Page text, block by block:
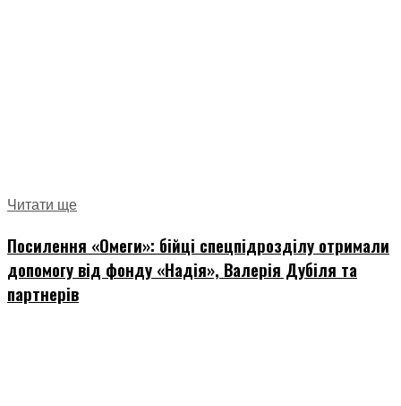
Читати ще
Посилення «Омеги»: бійці спецпідрозділу отримали
допомогу від фонду «Надія», Валерія Дубіля та
партнерів